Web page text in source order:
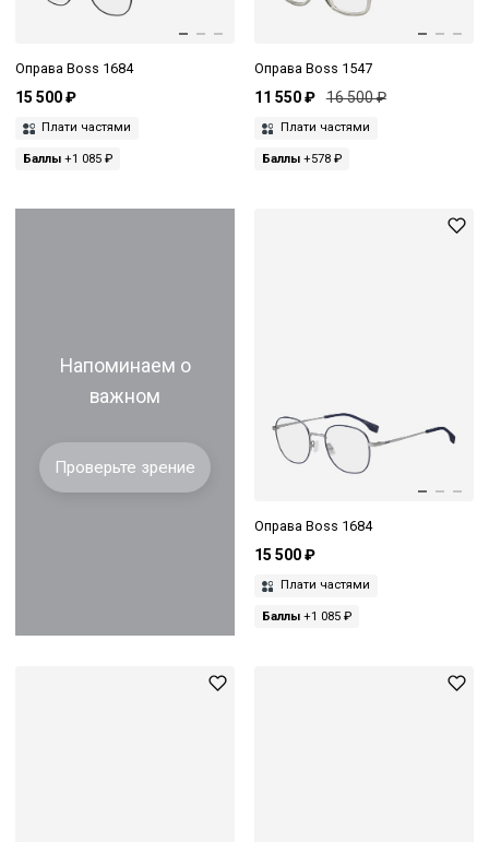
Оправа Boss 1684
15 500 ₽
Плати частями
Баллы +1 085 ₽
Оправа Boss 1547
11 550 ₽ 16 500 ₽
Плати частями
Баллы+578 ₽
Напоминаем о
важном
Проверьте зрение
Оправа Boss 1684
15 500 ₽
Плати частями
Баллы+1 085 ₽